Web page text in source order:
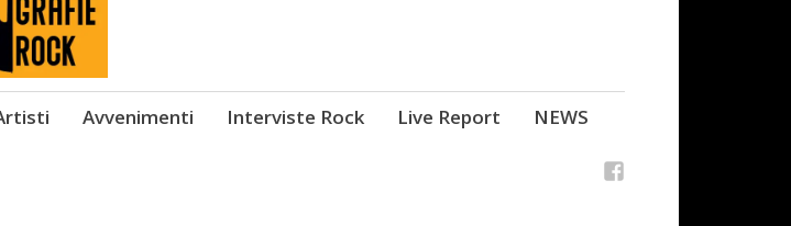
Avvenimenti Interviste Rock Live Report NEWS